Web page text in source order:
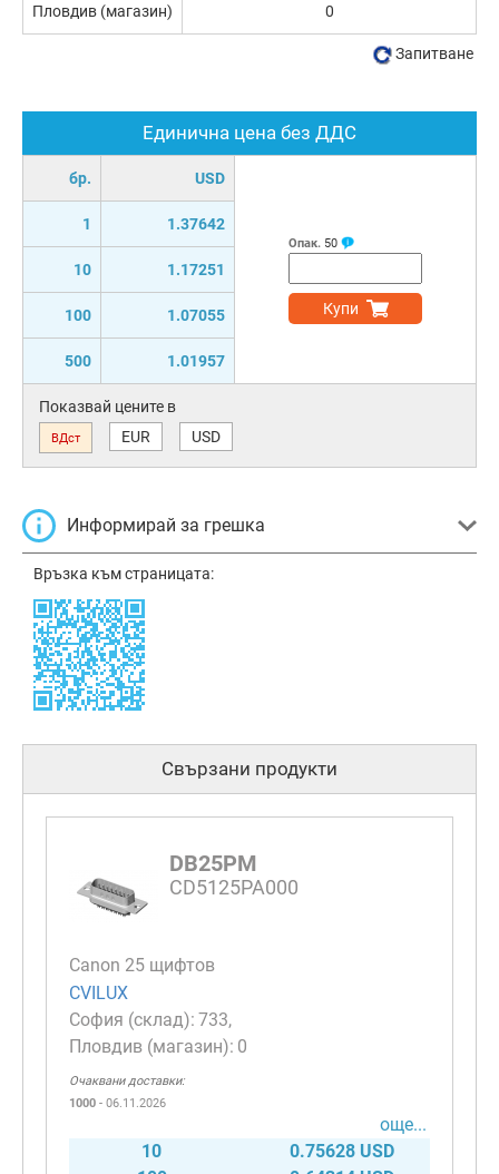
Единична цена без ДДС
бр. USD
1 1.37642
10 1.17251
100 1.07055
500 1.01957
Опак. 50
Купи
Показвай цените в
ВДст EUR USD
Информирай за грешка
Връзка към страницата:
Пловдив (магазин) 0
Запитване
Свързани продукти
DB25PM
CD5125PA000
Canon 25 щифтов
CVILUX
733
0
Очаквани доставки:
1000 - 06.11.2026
още...
10
0.75628 USD